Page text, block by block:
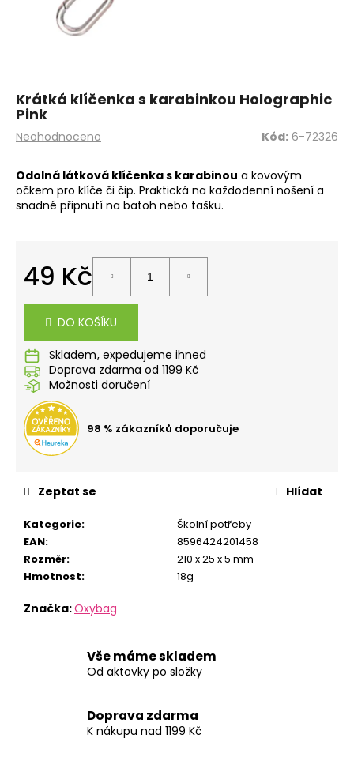
Průměrné
produktu
je
0,0
z
Neohodnoceno
Krátká klíčenka s karabinkou Holographic
Pink
Kód: 6-72326
Odolná látková klíčenka s karabinou a kovovým
očkem pro klíče či čip. Praktická na každodenní nošení a
snadné připnutí na batoh nebo tašku.
49 Kč
DO KOŠÍKU
Skladem
Doprava zdarma od 1199 Kč
Možnosti doručení
98 % zákazníků doporučuje
Kategorie:
Školní potřeby
EAN:
8596424201458
Rozměr:
210 x 25 x 5 mm
Hmotnost: 18g
Značka:Oxybag
Zeptat se Hlídat
Vše máme skladem
Od aktovky po složky
Doprava zdarma
K nákupu nad 1199 Kč
?
HLEDAT
p
o
u
č
u
m
e
STUDENTSKÝ
BATOH
OXY
SCOOLER
GRAFFITI
PINK
Kč